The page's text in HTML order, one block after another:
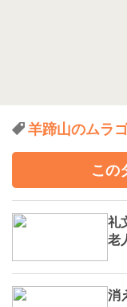
羊蹄山のムラ
この
礼
老
消